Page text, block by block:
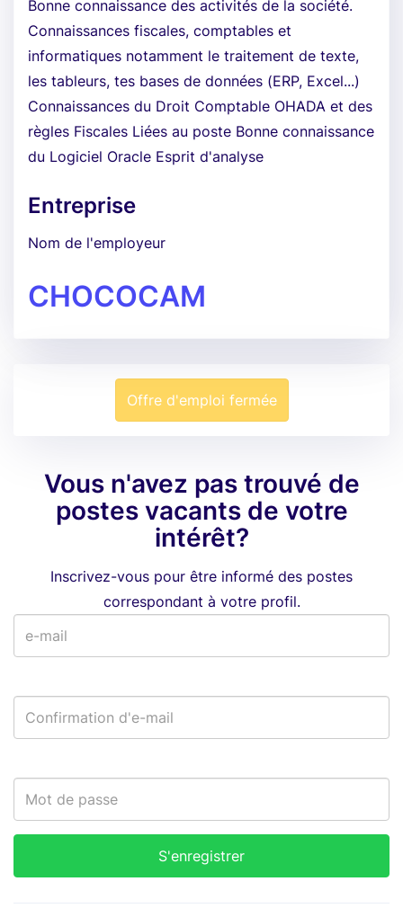
Bonne connaissance des activités de la société.
Connaissances fiscales, comptables et
informatiques notamment le traitement de texte,
les tableurs, tes bases de données (ERP, Excel...)
Connaissances du Droit Comptable OHADA et des
règles Fiscales Liées au poste Bonne connaissance
du Logiciel Oracle Esprit d'analyse
Entreprise
Nom de l'employeur
CHOCOCAM
Offre d'emploi fermée
Vous n'avez pas trouvé de
postes vacants de votre
intérêt?
Inscrivez-vous pour être informé des postes
correspondant à votre profil.